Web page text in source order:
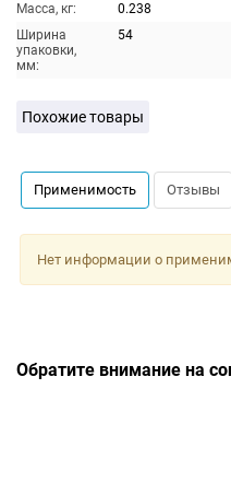
Масса, кг:
0.238
Ширина
упаковки,
мм:
54
Похожие товары
Применимость Отзывы
Нет информации о
Обратите внимание на